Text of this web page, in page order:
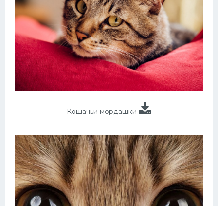
Кошачьи мордашки